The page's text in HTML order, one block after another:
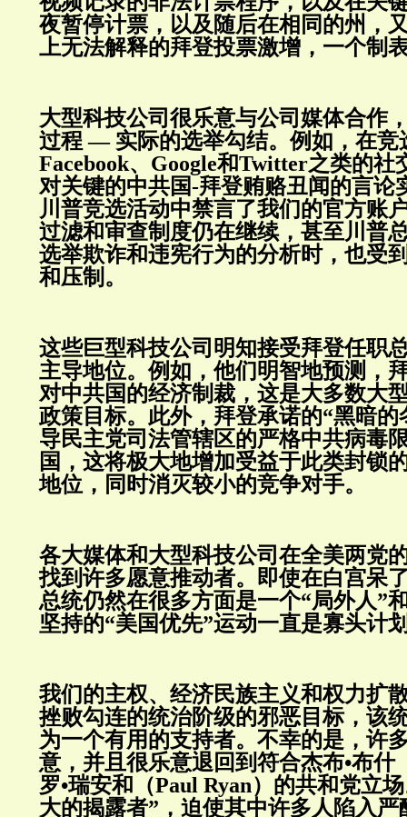
夜暂停计票，以及随后在相同的州，
上无法解释的拜登投票激增，一个制
大型科技公司很乐意与公司媒体合作
过程 — 实际的选举勾结。例如，在竞
Facebook、Google和Twitter之类的社
对关键的中共国-拜登贿赂丑闻的言论
川普竞选活动中禁言了我们的官方账
过滤和审查制度仍在继续，甚至川普
选举欺诈和违宪行为的分析时，也受
和压制。
这些巨型科技公司明知接受拜登任职
主导地位。例如，他们明智地预测，
对中共国的经济制裁，这是大多数大
政策目标。此外，拜登承诺的“黑暗的
导民主党司法管辖区的严格中共病毒
国，这将极大地增加受益于此类封锁
地位，同时消灭较小的竞争对手。
各大媒体和大型科技公司在全美两党
找到许多愿意推动者。即使在白宫呆
总统仍然在很多方面是一个“局外人”
坚持的“美国优先”运动一直是寡头计
我们的主权、经济民族主义和权力扩
挫败勾连的统治阶级的邪恶目标，该
为一个有用的支持者。不幸的是，许
意，并且很乐意退回到符合杰布•布什
罗•瑞安和（Paul Ryan）的共和党立
大的揭露者”，迫使其中许多人陷入